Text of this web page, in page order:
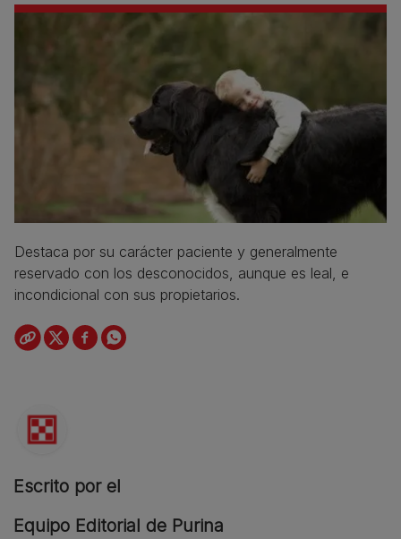
Destaca por su carácter paciente y generalmente
reservado con los desconocidos, aunque es leal, e
incondicional con sus propietarios.
Escrito por el
Equipo Editorial de Purina